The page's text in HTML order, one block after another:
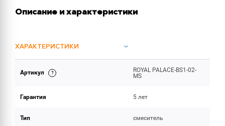
Описание и характеристики
ХАРАКТЕРИСТИКИ
ОБЪЕМ ПОСТАВКИ
Артикул
ROYAL PALACE-BS1-02-
MS
Гарантия 5 лет
Тип смеситель